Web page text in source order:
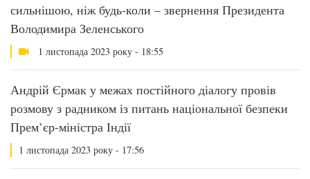
сильнішою, ніж будь-коли – звернення Президента
Володимира Зеленського
1 листопада 2023 року - 18:55
Андрій Єрмак у межах постійного діалогу провів
розмову з радником із питань національної безпеки
Прем’єр-міністра Індії
1 листопада 2023 року - 17:56